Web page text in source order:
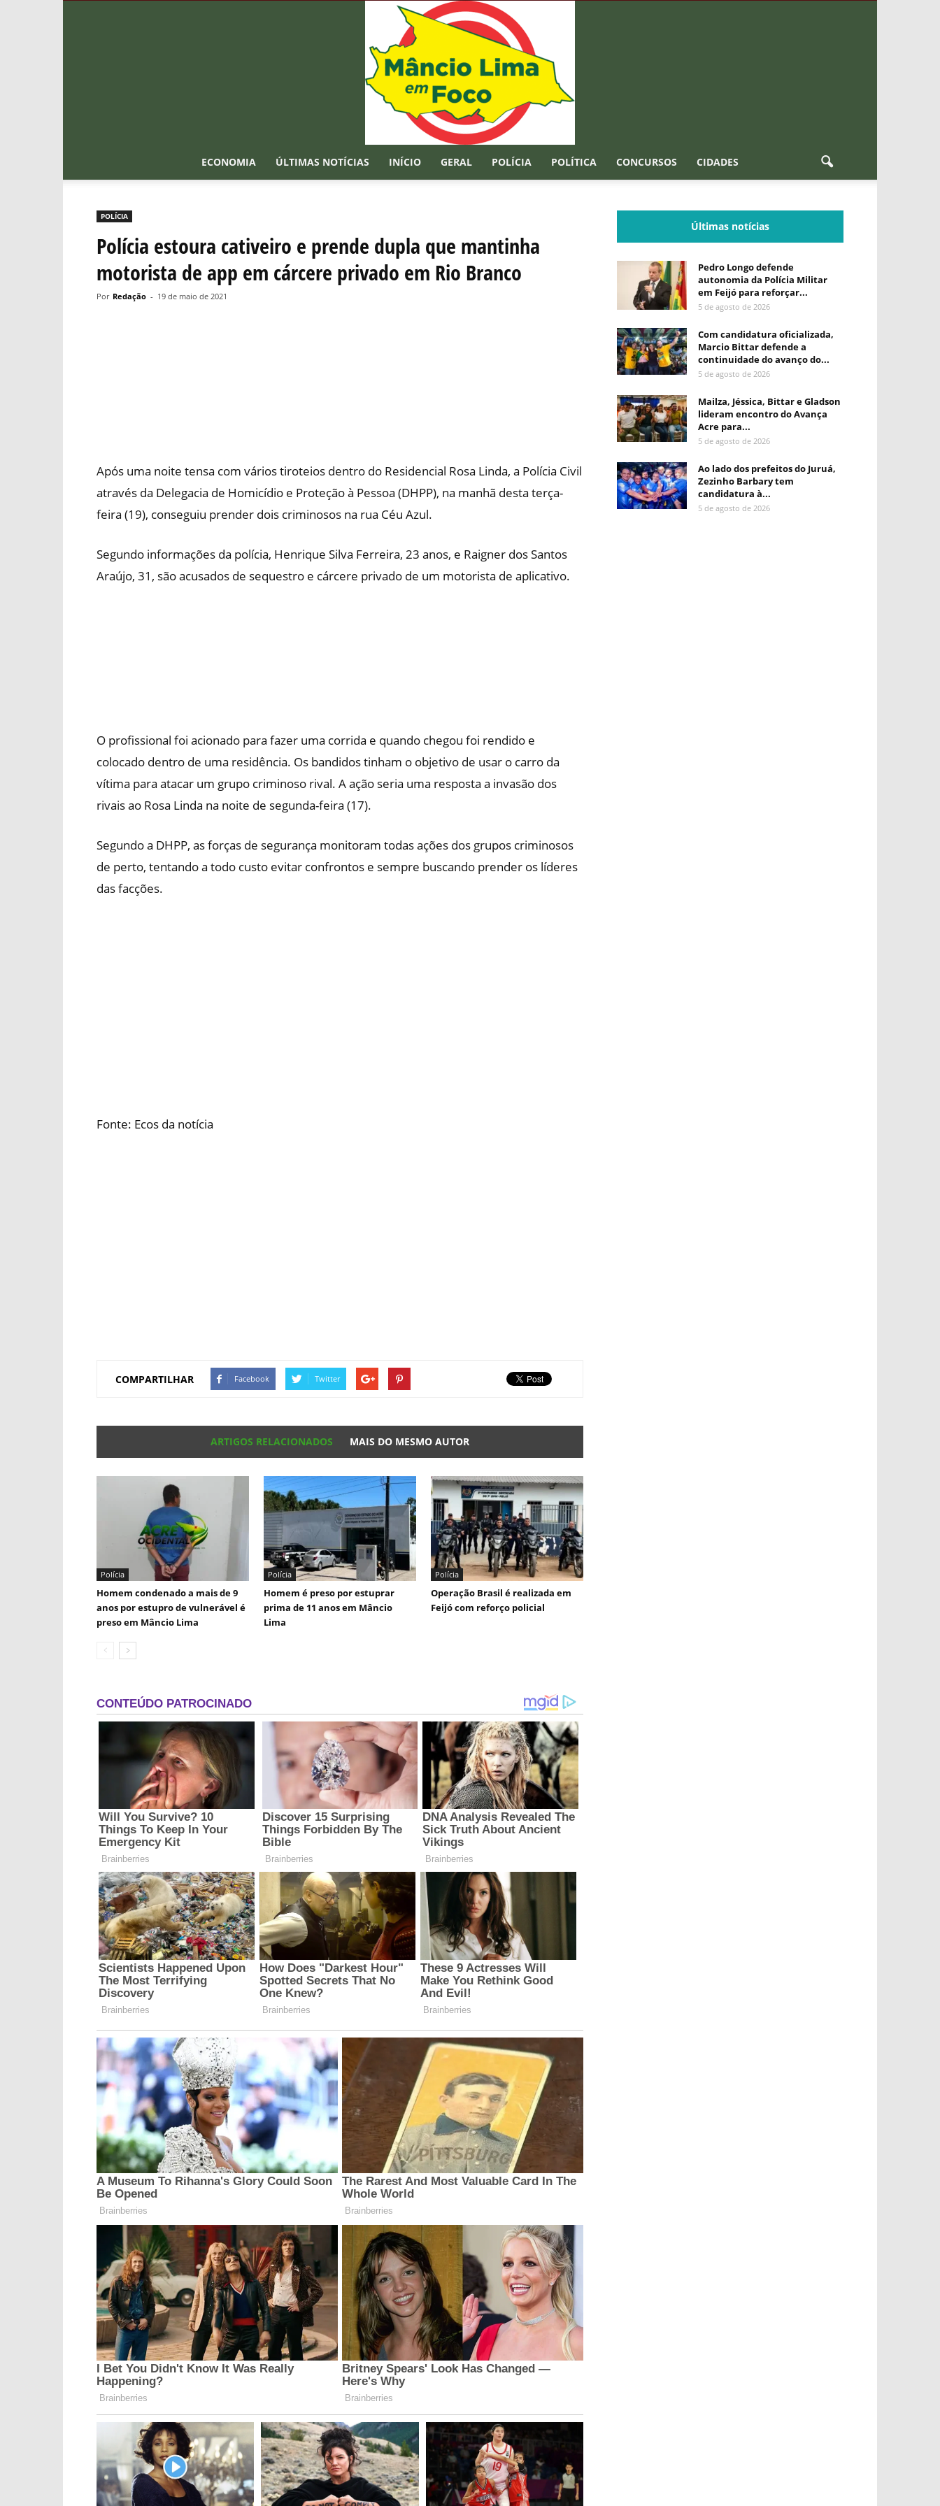
Lima
ECONOMIA ÚLTIMAS NOTÍCIAS INÍCIO GERAL POLÍCIA POLÍTICA CONCURSOS CIDADES
POLÍCIA
Polícia estoura cativeiro e prende dupla que mantinha
motorista de app em cárcere privado em Rio Branco
Por Redação - 19 de maio de 2021
Após uma noite tensa com vários tiroteios dentro do Residencial Rosa Linda, a Polícia Civil
através da Delegacia de Homicídio e Proteção à Pessoa (DHPP), na manhã desta terça-
feira (19), conseguiu prender dois criminosos na rua Céu Azul.
Segundo informações da polícia, Henrique Silva Ferreira, 23 anos, e Raigner dos Santos
Araújo, 31, são acusados de sequestro e cárcere privado de um motorista de aplicativo.
O profissional foi acionado para fazer uma corrida e quando chegou foi rendido e
colocado dentro de uma residência. Os bandidos tinham o objetivo de usar o carro da
vítima para atacar um grupo criminoso rival. A ação seria uma resposta a invasão dos
rivais ao Rosa Linda na noite de segunda-feira (17).
Segundo a DHPP, as forças de segurança monitoram todas ações dos grupos criminosos
de perto, tentando a todo custo evitar confrontos e sempre buscando prender os líderes
das facções.
Fonte: Ecos da notícia
COMPARTILHAR Facebook Twitter
ARTIGOS RELACIONADOS MAIS DO MESMO AUTOR
Polícia
Homem condenado a mais de 9
anos por estupro de vulnerável é
preso em Mâncio Lima
Polícia
Homem é preso por estuprar
prima de 11 anos em Mâncio
Lima
Polícia
Operação Brasil é realizada em
Feijó com reforço policial
Últimas notícias
Pedro Longo defende
autonomia da Polícia Militar
em Feijó para reforçar...
5 de agosto de 2026
Com candidatura oficializada,
Marcio Bittar defende a
continuidade do avanço do...
5 de agosto de 2026
Mailza, Jéssica, Bittar e Gladson
lideram encontro do Avança
Acre para...
5 de agosto de 2026
Ao lado dos prefeitos do Juruá,
Zezinho Barbary tem
candidatura à...
5 de agosto de 2026